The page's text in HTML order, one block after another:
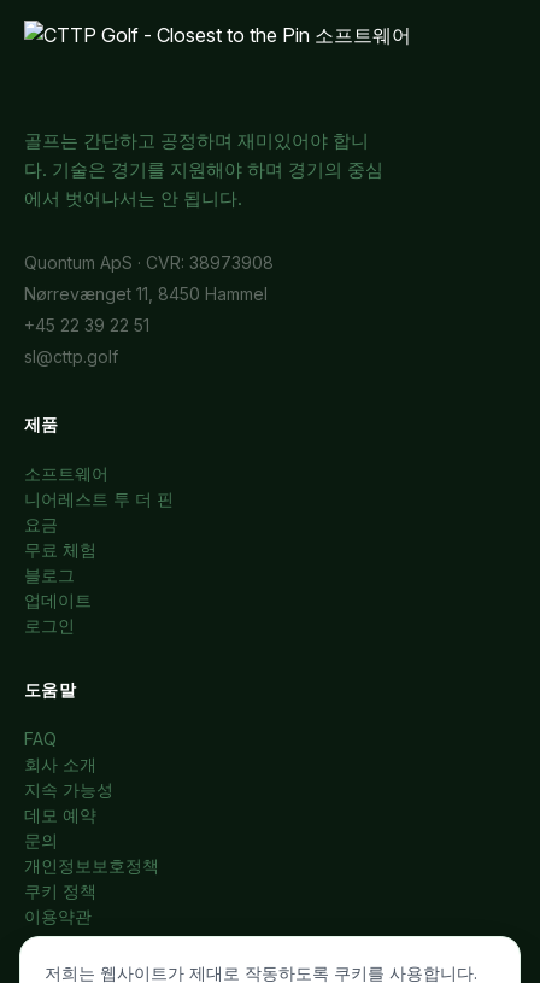
골프는 간단하고 공정하며 재미있어야 합니
다. 기술은 경기를 지원해야 하며 경기의 중심
에서 벗어나서는 안 됩니다.
Quontum ApS · CVR: 38973908
Nørrevænget 11, 8450 Hammel
+45 22 39 22 51
sl@cttp.golf
제품
소프트웨어
니어레스트 투 더 핀
요금
무료 체험
블로그
업데이트
로그인
도움말
FAQ
회사 소개
지속 가능성
데모 예약
문의
개인정보보호정책
쿠키 정책
이용약관
저희는 웹사이트가 제대로 작동하도록 쿠키를 사용합니다.